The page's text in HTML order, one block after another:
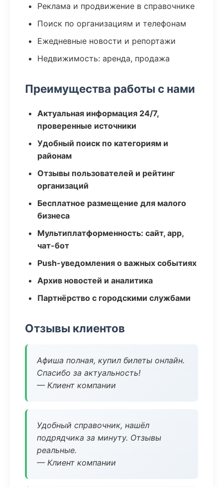
Реклама и продвижение в справочнике
Поиск по организациям и телефонам
Ежедневные новости и репортажи
Недвижимость: аренда, продажа
Преимущества работы с нами
Актуальная информация 24/7,
проверенные источники
Удобный поиск по категориям и
районам
Отзывы пользователей и рейтинг
организаций
Бесплатное размещение для малого
бизнеса
Мультиплатформенность: сайт, app,
чат-бот
Push-уведомления о важных событиях
Архив новостей и аналитика
Партнёрство с городскими службами
Отзывы клиентов
Афиша полная, купил билеты онлайн.
Спасибо за актуальность!
— Клиент компании
Удобный справочник, нашёл
подрядчика за минуту. Отзывы
реальные.
— Клиент компании